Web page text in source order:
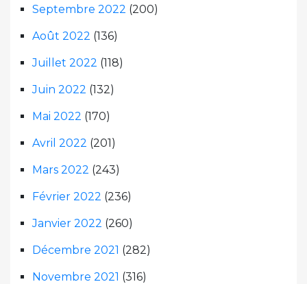
Septembre 2022 (200)
Août 2022 (136)
Juillet 2022 (118)
Juin 2022 (132)
Mai 2022 (170)
Avril 2022 (201)
Mars 2022 (243)
Février 2022 (236)
Janvier 2022 (260)
Décembre 2021 (282)
Novembre 2021 (316)